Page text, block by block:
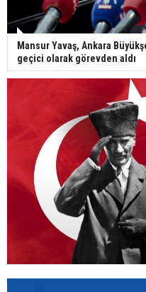
Mansur Yavaş, Ankara
geçici olarak görevden aldı